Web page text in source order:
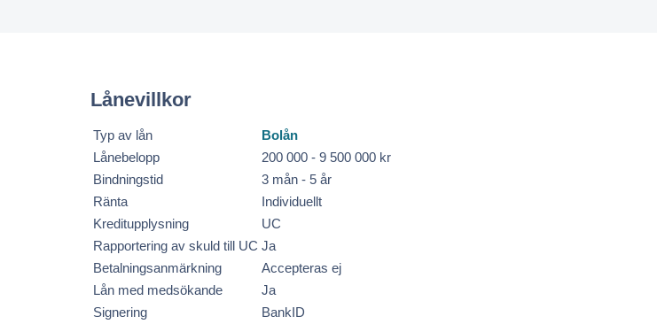
Lånevillkor
Typ av lån
Bolån
Lånebelopp
200 000 - 9 500 000 kr
Bindningstid
3 mån - 5 år
Ränta
Individuellt
Kreditupplysning
UC
Rapportering av skuld till UC Ja
Betalningsanmärkning
Accepteras ej
Lån med medsökande
Ja
Signering
BankID